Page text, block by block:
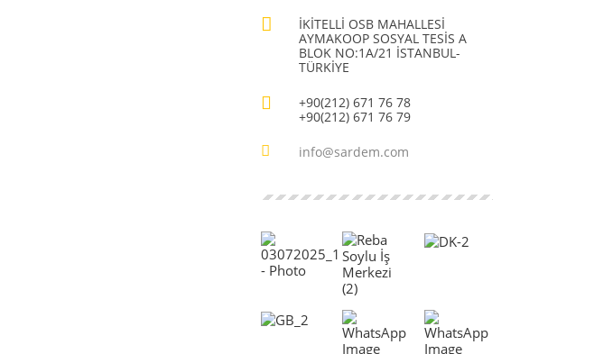
İKİTELLİ OSB MAHALLESİ
AYMAKOOP SOSYAL TESİS A
BLOK NO:1A/21 İSTANBUL-
TÜRKİYE
+90(212) 671 76 78
+90(212) 671 76 79
info@sardem.com